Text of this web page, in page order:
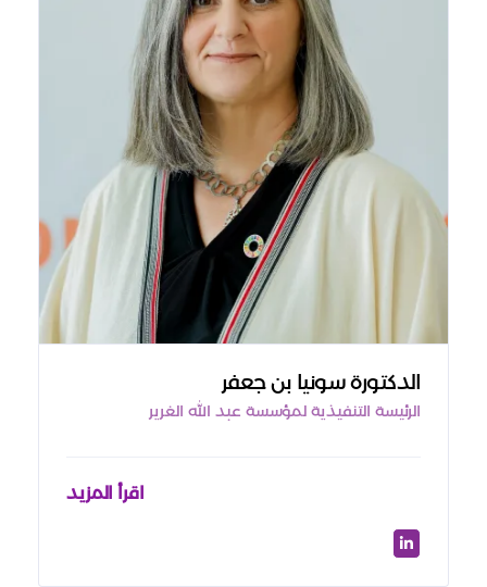
الدكتورة سونيا بن جعفر
الرئيسة التنفيذية لمؤسسة عبد الله الغرير
اقرأ المزيد